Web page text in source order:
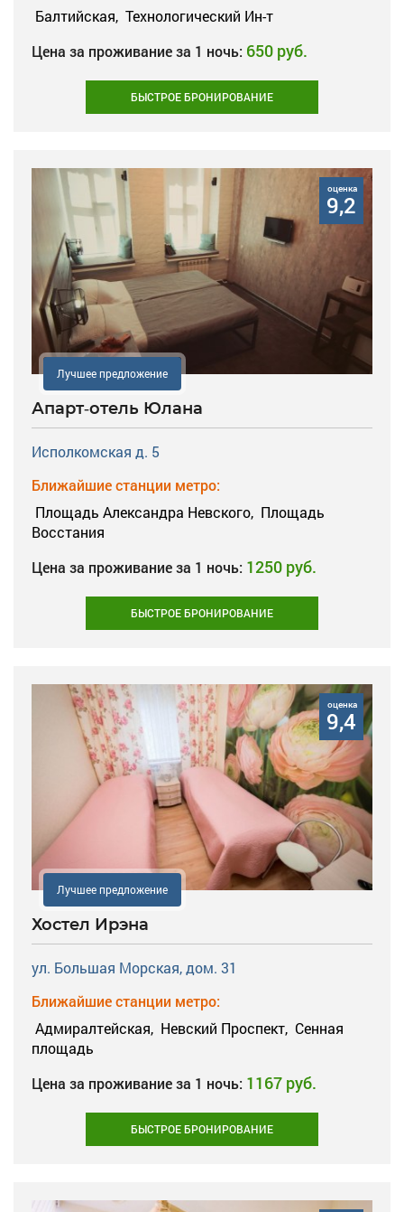
Балтийская, Технологический Ин-т
Цена за проживание за 1 ночь: 650 руб.
БЫСТРОЕ БРОНИРОВАНИЕ
оценка
9,2
Лучшее предложение
Апарт-отель Юлана
Исполкомская д. 5
Ближайшие станции метро:
Площадь Александра Невского, Площадь
Восстания
Цена за проживание за 1 ночь: 1250 руб.
БЫСТРОЕ БРОНИРОВАНИЕ
оценка
9,4
Лучшее предложение
Хостел Ирэна
ул. Большая Морская, дом. 31
Ближайшие станции метро:
Адмиралтейская, Невский Проспект, Сенная
площадь
Цена за проживание за 1 ночь: 1167 руб.
БЫСТРОЕ БРОНИРОВАНИЕ